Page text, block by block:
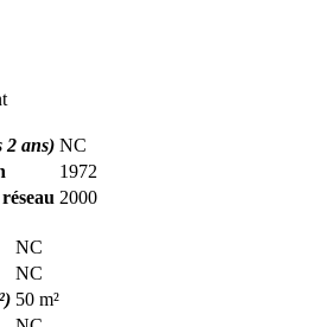
2 ans) NC
1972
2000
NC
NC
50 m²